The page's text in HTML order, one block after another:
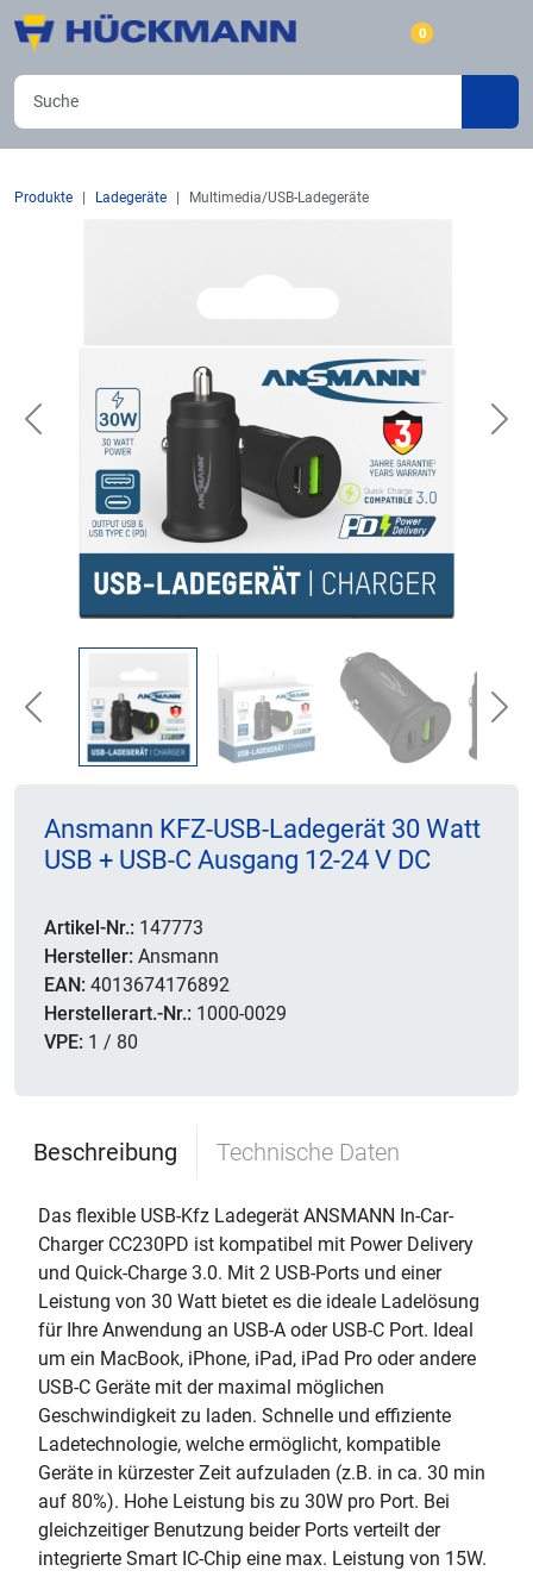
0
Produkte Ladegeräte Multimedia/USB-Ladegeräte
Previous
Previous
Ansmann KFZ-USB-Ladegerät 30 Watt
USB + USB-C Ausgang 12-24 V DC
Artikel-Nr.: 147773
Hersteller: Ansmann
EAN: 4013674176892
Herstellerart.-Nr.: 1000-0029
VPE: 1 / 80
Beschreibung Technische Daten
Das flexible USB-Kfz Ladegerät ANSMANN In-Car-
Charger CC230PD ist kompatibel mit Power Delivery
und Quick-Charge 3.0. Mit 2 USB-Ports und einer
Leistung von 30 Watt bietet es die ideale Ladelösung
für Ihre Anwendung an USB-A oder USB-C Port. Ideal
um ein MacBook, iPhone, iPad, iPad Pro oder andere
USB-C Geräte mit der maximal möglichen
Geschwindigkeit zu laden. Schnelle und effiziente
Ladetechnologie, welche ermöglicht, kompatible
Geräte in kürzester Zeit aufzuladen (z.B. in ca. 30 min
auf 80%). Hohe Leistung bis zu 30W pro Port. Bei
gleichzeitiger Benutzung beider Ports verteilt der
integrierte Smart IC-Chip eine max. Leistung von 15W.